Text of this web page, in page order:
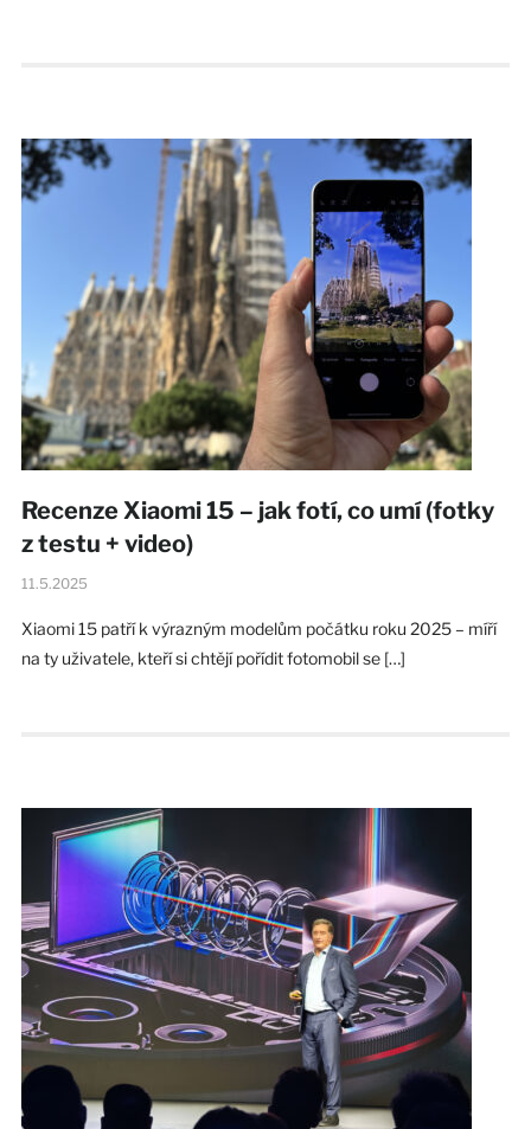
Recenze Xiaomi 15 – jak fotí, co umí (fotky
z testu + video)
11.5.2025
Xiaomi 15 patří k výrazným modelům počátku roku 2025 – míří
na ty uživatele, kteří si chtějí pořídit fotomobil se […]